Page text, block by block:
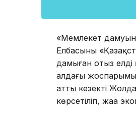
«Мемлекет
Елбасының
дамыған отыз
алдағы
атты кезекті
көрсетіліп, жаңа